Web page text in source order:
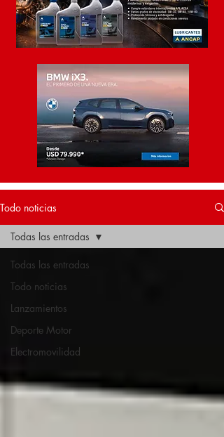
Todo noticias
Todas las entradas
Todo noticias
Lanzamientos
Deporte Motor
Electromovilidad
Todas las entradas